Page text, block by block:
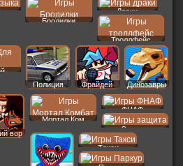
Бродилки
Драки
Троллфейс
Полиция
Фрайдей Динозавры
вор
Мортал Ком
ФНАФ
Защита
Такси